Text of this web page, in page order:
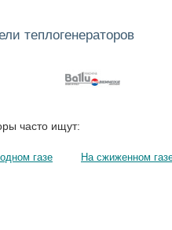
теплогенераторов
часто ищут:
газе На сжиженном